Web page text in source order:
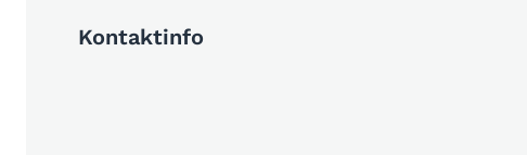
Kontaktinfo